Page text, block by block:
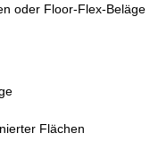
oder Floor-Flex-Beläge
Flächen